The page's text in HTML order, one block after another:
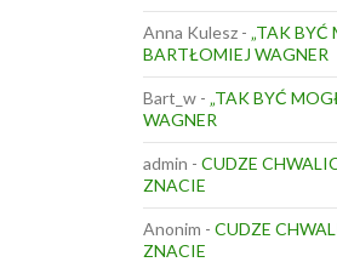
Anna Kulesz - „TAK BYĆ
BARTŁOMIEJ WAGNER
Bart_w - „TAK BYĆ
WAGNER
admin - CUDZE
ZNACIE
Anonim - CUDZE
ZNACIE